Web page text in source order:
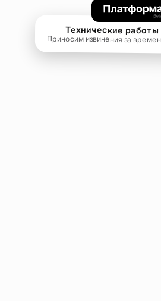
Технические работы
Приносим извинения за